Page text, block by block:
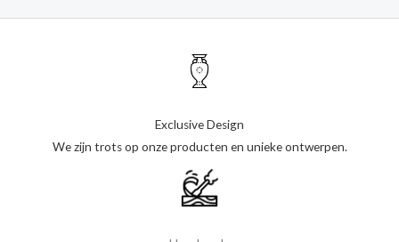
Exclusive Design
We zijn trots op onze producten en unieke ontwerpen.